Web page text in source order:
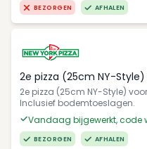
BEZORGEN AFHALEN
2e pizza (25cm NY-
2e pizza (25cm NY-Style)
Inclusief bodemtoeslagen.
Vandaag bijgewerkt, code
BEZORGEN AFHALEN